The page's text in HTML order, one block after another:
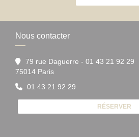
Nous contacter
79 rue Daguerre - 01 43 21 92 29
75014 Paris((ouvre une nouvelle
01 43 21 92 29
RÉSERVER